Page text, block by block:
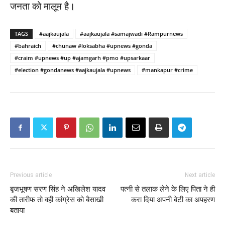
जनता को मालूम है।
TAGS #aajkaujala
#aajkaujala #samajwadi #Rampurnews
#bahraich
#chunaw #loksabha #upnews #gonda
#craim #upnews #up #ajamgarh #pmo #upsarkaar
#election #gondanews #aajkaujala #upnews
#mankapur #crime
Previous article
बृजभूषण सरण सिंह ने अखिलेश यादव
की तारीफ तो वही कांग्रेस को बैसाखी
बताया
Next article
पत्नी से तलाक लेने के लिए पिता ने ही
करा दिया अपनी बेटी का अपहरण